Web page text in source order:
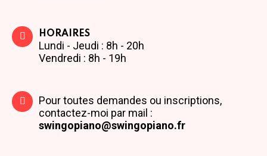
HORAIRES
Lundi - Jeudi : 8h - 20h
Vendredi : 8h - 19h
Pour toutes demandes ou inscriptions,
contactez-moi par mail :
swingopiano@swingopiano.fr